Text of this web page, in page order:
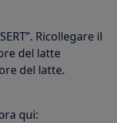
Ricollegare il
del latte
del latte.
qui: